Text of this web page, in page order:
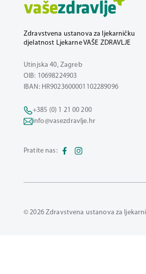
Zdravstvena ustanova za ljekarničku
djelatnost Ljekarne VAŠE ZDRAVLJE
Utinjska 40, Zagreb
OIB: 10698224903
IBAN: HR9023600001102289096
+385 (0) 1 21 00 200
info@vasezdravlje.hr
Pratite nas:
© 2026 Zdravstvena ustanova za